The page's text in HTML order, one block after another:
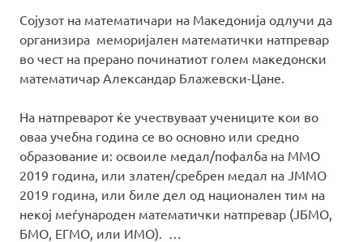
Сојузот на математичари на Македонија одлучи да
организира меморијален математички натпревар
во чест на прерано починатиот голем македонски
математичар Александар Блажевски-Цане.
На натпреварот ќе учествуваат учениците кои во
оваа учебна година се во основно или средно
образование и: освоиле медал/пофалба на ММО
2019 година, или златен/сребрен медал на ЈММО
2019 година, или биле дел од национален тим на
некој меѓународен математички натпревар (ЈБМО,
БМО, ЕГМО, или ИМО). …